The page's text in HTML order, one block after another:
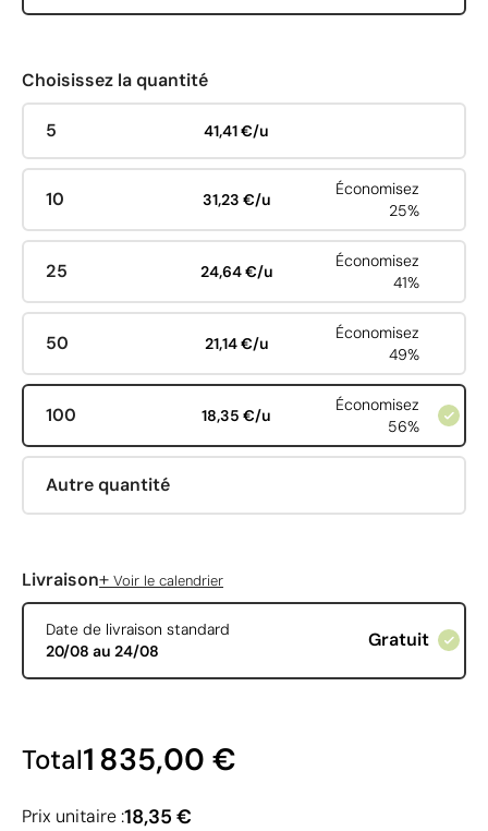
Choisissez la quantité
5 41,41 €/u
10 31,23 €/u
Économisez
25%
25 24,64 €/u
Économisez
41%
50 21,14 €/u
Économisez
49%
100 18,35 €/u
Économisez
56%
Autre quantité
Livraison+ Voir le calendrier
Date de livraison standard
20/08 au 24/08
Gratuit
Total1 835,00 €
Prix unitaire :18,35 €